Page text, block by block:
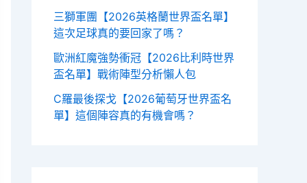
三獅軍團【2026英格蘭世界盃名單】
這次足球真的要回家了嗎？
歐洲紅魔強勢衝冠【2026比利時世界
盃名單】戰術陣型分析懶人包
C羅最後探戈【2026葡萄牙世界盃名
單】這個陣容真的有機會嗎？